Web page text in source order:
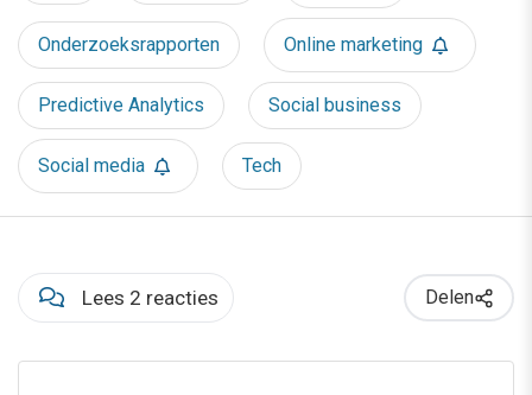
Onderzoeksrapporten Online marketing
Predictive Analytics Social business
Social media Tech
Lees 2 reacties Delen